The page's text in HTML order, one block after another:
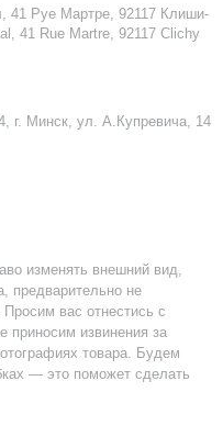
41 Руе Мартре, 92117 Клиши-
41 Rue Martre, 92117 Clichy
г. Минск, ул. А.Купревича, 14
изменять внешний вид,
предварительно не
вас отнестись с
приносим извинения за
товара. Будем
— это поможет сделать